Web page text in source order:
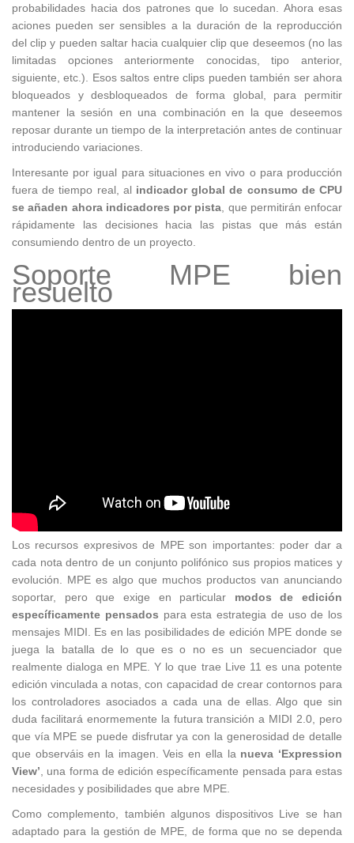
probabilidades hacia dos patrones que lo sucedan. Ahora esas
aciones pueden ser sensibles a la duración de la reproducción
del clip y pueden saltar hacia cualquier clip que deseemos (no las
limitadas opciones anteriormente conocidas, tipo anterior,
siguiente, etc.). Esos saltos entre clips pueden también ser ahora
bloqueados y desbloqueados de forma global, para permitir
mantener la sesión en una combinación en la que deseemos
reposar durante un tiempo de la interpretación antes de continuar
introduciendo variaciones.
Interesante por igual para situaciones en vivo o para producción
fuera de tiempo real, al indicador global de consumo de CPU
se añaden ahora indicadores por pista , que permitirán enfocar
rápidamente las decisiones hacia las pistas que más están
consumiendo dentro de un proyecto.
Soporte MPE bien
resuelto
Los recursos expresivos de MPE son importantes: poder dar a
cada nota dentro de un conjunto polifónico sus propios matices y
evolución. MPE es algo que muchos productos van anunciando
soportar, pero que exige en particular modos de edición
específicamente pensados para esta estrategia de uso de los
mensajes MIDI. Es en las posibilidades de edición MPE donde se
juega la batalla de lo que es o no es un secuenciador que
realmente dialoga en MPE. Y lo que trae Live 11 es una potente
edición vinculada a notas, con capacidad de crear contornos para
los controladores asociados a cada una de ellas. Algo que sin
duda facilitará enormemente la futura transición a MIDI 2.0, pero
que vía MPE se puede disfrutar ya con la generosidad de detalle
que observáis en la imagen. Veis en ella la nueva ‘Expression
View’ , una forma de edición específicamente pensada para estas
necesidades y posibilidades que abre MPE.
Como complemento, también algunos dispositivos Live se han
adaptado para la gestión de MPE, de forma que no se dependa